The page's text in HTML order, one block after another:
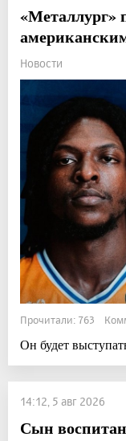
«Металлург»
Новости
Прочитали: 763
Он будет
14:12, 5 авг 2026
Сын